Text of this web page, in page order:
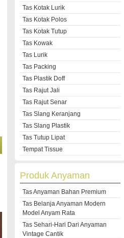
Tas Kotak Lurik
Tas Kotak Polos
Tas Kotak Tutup
Tas Kowak
Tas Lurik
Tas Packing
Tas Plastik Doff
Tas Rajut Jali
Tas Rajut Senar
Tas Slang Keranjang
Tas Slang Plastik
Tas Tutup Lipat
Tempat Tissue
Produk Anyaman
Tas Anyaman Bahan Premium
Tas Belanja Anyaman Modern
Model Anyam Rata
Tas Sehari-Hari Dari Anyaman
Vintage Cantik